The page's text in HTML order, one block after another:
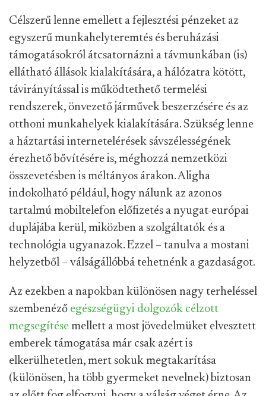
Célszerű lenne emellett a fejlesztési pénzeket az
egyszerű munkahelyteremtés és beruházási
támogatásokról átcsatornázni a távmunkában (is)
ellátható állások kialakítására, a hálózatra kötött,
távirányítással is működtethető termelési
rendszerek, önvezető járművek beszerzésére és az
otthoni munkahelyek kialakítására. Szükség lenne
a háztartási internetelérések sávszélességének
érezhető bővítésére is, méghozzá nemzetközi
összevetésben is méltányos árakon. Aligha
indokolható például, hogy nálunk az azonos
tartalmú mobiltelefon előfizetés a nyugat-európai
duplájába kerül, miközben a szolgáltatók és a
technológia ugyanazok. Ezzel – tanulva a mostani
helyzetből – válságállóbbá tehetnénk a gazdaságot.
Az ezekben a napokban különösen nagy terheléssel
szembenéző egészségügyi dolgozók célzott
megsegítése mellett a most jövedelmüket elvesztett
emberek támogatása már csak azért is
elkerülhetetlen, mert sokuk megtakarítása
(különösen, ha több gyermeket nevelnek) biztosan